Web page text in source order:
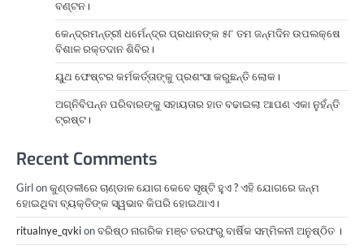
ବଣ୍ଟନ।
କେନ୍ଦ୍ରମନ୍ତ୍ରୀ ଧର୍ମେନ୍ଦ୍ର ପ୍ରଧାନଙ୍କ ୫୮ ତମ ଜନ୍ମଦିନ ଉପଲକ୍ଷେ
ବିଶାଳ ରକ୍ତଦାନ ଶିବିର।
ୟୁଥ ଫେଷ୍ଟର କର୍ମକର୍ତ୍ତାଙ୍କୁ ପ୍ରଶଂସା କରୁଛନ୍ତି ଲୋକ।
ଅଗ୍ନିବିପନ୍ନ ପରିବାରଙ୍କୁ ସହାୟତାର ହାତ ବଢାଇଲା ଆପଣ ଏକା ନୁହଁନ୍ତି
ଟ୍ରଷ୍ଟ।
Recent Comments
Girlonକୁଣ୍ଡଳୀରେ ଚାଣ୍ଡାଳ ଯୋଗ କେବେ ସୃଷ୍ଟି ହୁଏ ? ଏହି ଯୋଗରେ ଜନ୍ମ
ହୋଇଥିବା ବ୍ୟକ୍ତିଙ୍କ ସ୍ୱଭାବ କିପରି ହୋଇଥାଏ।
ritualnye_qvkionବରିଷ୍ଠ ନାଗରିକ ମଞ୍ଚ ତରଫରୁ ବାର୍ଷିକ ସମ୍ମିଳନୀ ଅନୁଷ୍ଠିତ ।